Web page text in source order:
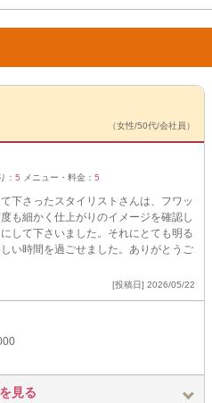
（女性/50代/会社員）
： 5 メニュー・料金： 5
下さったスタイリストさんは、フワッ
も細かく仕上がりのイメージを確認し
して下さいました。それにとても明る
い時間を過ごせました。ありがとうご
[投稿日] 2026/05/22
見る